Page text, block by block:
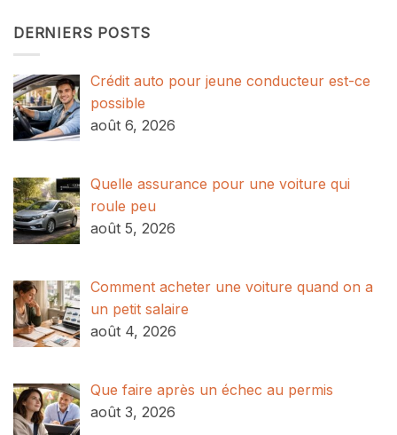
DERNIERS POSTS
Crédit auto pour jeune conducteur est-ce
possible
août 6, 2026
Quelle assurance pour une voiture qui
roule peu
août 5, 2026
Comment acheter une voiture quand on a
un petit salaire
août 4, 2026
Que faire après un échec au permis
août 3, 2026